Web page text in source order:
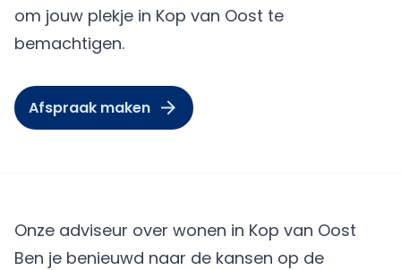
om jouw plekje in Kop van Oost te
bemachtigen.
Afspraak maken
Onze adviseur over wonen in Kop van Oost
Ben je benieuwd naar de kansen op de